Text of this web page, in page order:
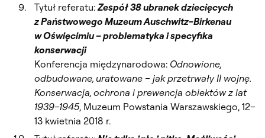
Tytuł referatu: Zespół 38 ubranek dziecięcych
z Państwowego Muzeum Auschwitz-Birkenau
w Oświęcimiu – problematyka i specyfika
konserwacji
Konferencja międzynarodowa: Odnowione,
odbudowane, uratowane – jak przetrwały II wojnę.
Konserwacja, ochrona i prewencja obiektów z lat
1939–1945, Muzeum Powstania Warszawskiego, 12–
13 kwietnia 2018 r.